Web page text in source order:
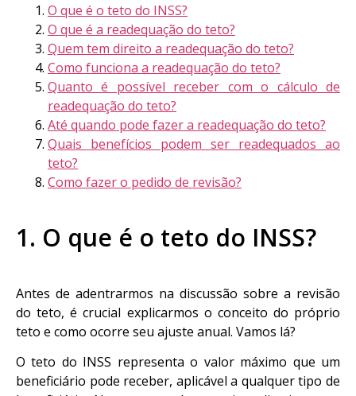
O que é o teto do INSS?
O que é a readequação do teto?
Quem tem direito a readequação do teto?
Como funciona a readequação do teto?
Quanto é possível receber com o cálculo de
readequação do teto?
Até quando pode fazer a readequação do teto?
Quais benefícios podem ser readequados ao
teto?
Como fazer o pedido de revisão?
1. O que é o teto do INSS?
Antes de adentrarmos na discussão sobre a revisão
do teto, é crucial explicarmos o conceito do próprio
teto e como ocorre seu ajuste anual. Vamos lá?
O teto do INSS representa o valor máximo que um
beneficiário pode receber, aplicável a qualquer tipo de